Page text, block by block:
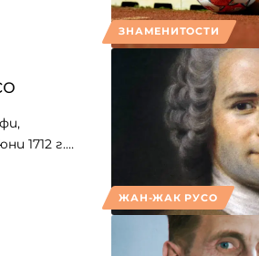
ЗНАМЕНИТОСТИ
ЖАН-ЖАК РУСО
1712 г.…